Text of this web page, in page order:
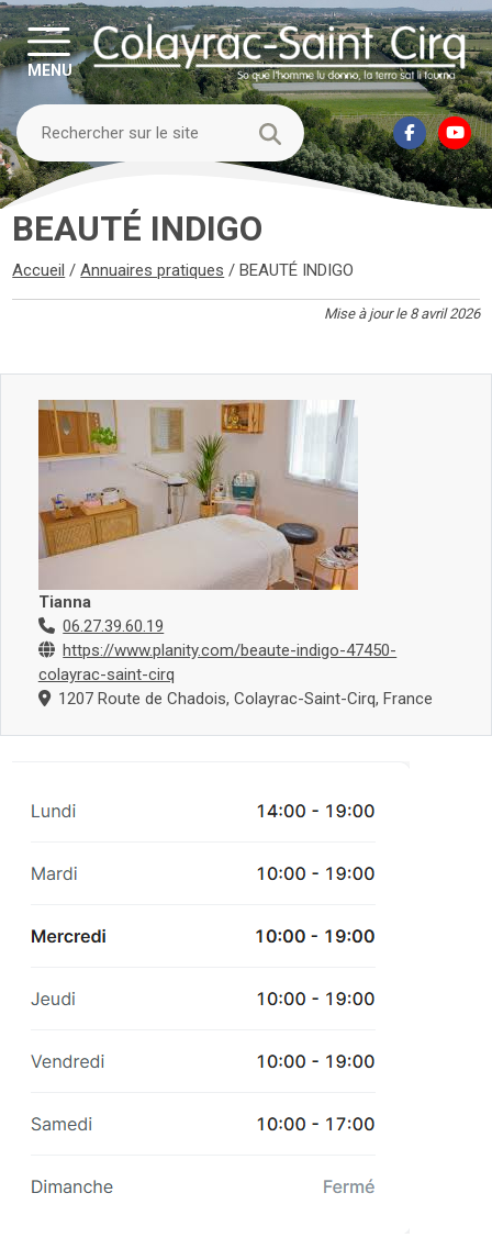
MENU
BEAUTÉ INDIGO
Accueil /Annuaires pratiques /BEAUTÉ INDIGO
Mise à jour le 8 avril 2026
Tianna
06.27.39.60.19
https://www.planity.com/beaute-indigo-47450-
colayrac-saint-cirq
1207 Route de Chadois, Colayrac-Saint-Cirq, France